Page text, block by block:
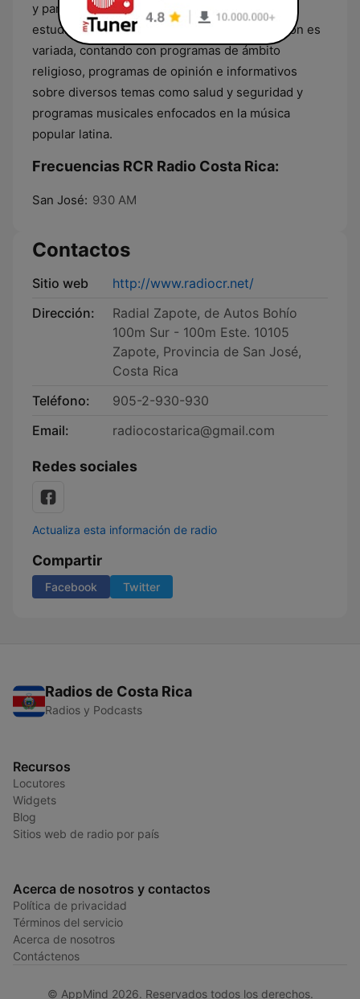
y para todo el mundo por internet, desde sus
estudios en Zapote, San José. Su programación es
variada, contando con programas de ámbito
religioso, programas de opinión e informativos
sobre diversos temas como salud y seguridad y
programas musicales enfocados en la música
popular latina.
Frecuencias RCR Radio Costa Rica:
San José: 930 AM
Contactos
Sitio web
http://www.radiocr.net/
Dirección:
Radial Zapote, de Autos Bohío
100m Sur - 100m Este. 10105
Zapote, Provincia de San José,
Costa Rica
Teléfono:
905-2-930-930
Email:
radiocostarica@gmail.com
Redes sociales
Actualiza esta información de radio
Compartir
Facebook Twitter
Radios de Costa Rica
Radios y Podcasts
Recursos
Locutores
Widgets
Blog
Sitios web de radio por país
Acerca de nosotros y contactos
Política de privacidad
Términos del servicio
Acerca de nosotros
Contáctenos
© AppMind 2026. Reservados todos los derechos.